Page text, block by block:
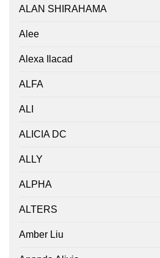
ALAN SHIRAHAMA
Alee
Alexa Ilacad
ALFA
ALI
ALICIA DC
ALLY
ALPHA
ALTERS
Amber Liu